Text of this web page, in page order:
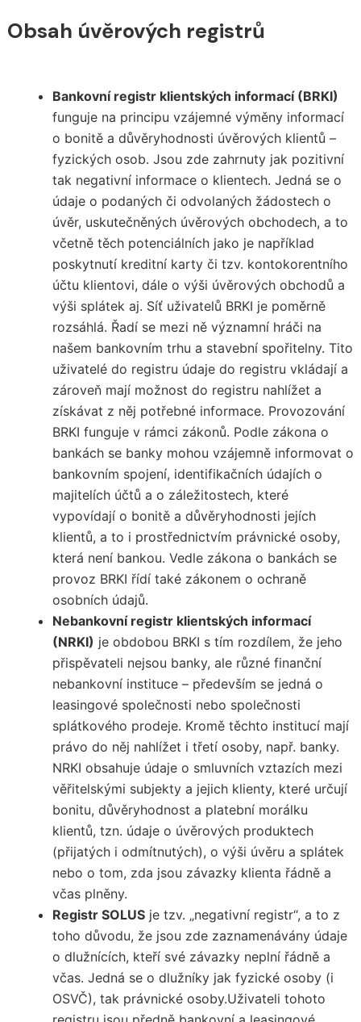
Obsah úvěrových registrů
Bankovní registr klientských informací (BRKI)
funguje na principu vzájemné výměny informací
o bonitě a důvěryhodnosti úvěrových klientů –
fyzických osob. Jsou zde zahrnuty jak pozitivní
tak negativní informace o klientech. Jedná se o
údaje o podaných či odvolaných žádostech o
úvěr, uskutečněných úvěrových obchodech, a to
včetně těch potenciálních jako je například
poskytnutí kreditní kartyči tzv. kontokorentního
účtu klientovi, dále o výši úvěrových obchodů a
výši splátek aj. Síť uživatelů BRKI je poměrně
rozsáhlá. Řadí se mezi ně významní hráči na
našem bankovním trhu a stavební spořitelny. Tito
uživatelé do registru údaje do registru vkládají a
zároveň mají možnost do registru nahlížet a
získávat z něj potřebné informace. Provozování
BRKI funguje v rámci zákonů. Podle zákona o
bankách se banky mohou vzájemně informovat o
bankovním spojení, identifikačních údajích o
majitelích účtů a o záležitostech, které
vypovídají o bonitě a důvěryhodnosti jejích
klientů, a to i prostřednictvím právnické osoby,
která není bankou. Vedle zákona o bankách se
provoz BRKI řídí také zákonem o ochraně
osobních údajů.
Nebankovní registr klientských informací
(NRKI) je obdobou BRKI s tím rozdílem, že jeho
přispěvateli nejsou banky, ale různé finanční
nebankovní instituce – především se jedná o
leasingové společnosti nebo společnosti
splátkového prodeje. Kromě těchto institucí mají
právo do něj nahlížet i třetí osoby, např. banky.
NRKI obsahuje údaje o smluvních vztazích mezi
věřitelskými subjekty a jejich klienty, které určují
bonitu, důvěryhodnost a platební morálku
klientů, tzn. údaje o úvěrových produktech
(přijatých i odmítnutých), o výši úvěru a splátek
nebo o tom, zda jsou závazky klienta řádně a
včas plněny.
Registr SOLUSje tzv. „negativní registr“, a to z
toho důvodu, že jsou zde zaznamenávány údaje
o dlužnících, kteří své závazky neplní řádně a
včas. Jedná se o dlužníky jak fyzické osoby (i
OSVČ), tak právnické osoby.Uživateli tohoto